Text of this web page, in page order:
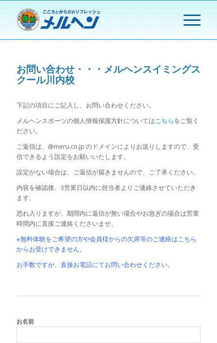
お問い合わせ・・・メルヘンスイミングス
クール川内校
下記の項目にご記入し、お問い合わせください。
メルヘンスポーツの個人情報保護方針についてはこちらをご覧く
ださい。
ご返信は、 @meru.co.jp のドメインによりお送りしますので、受
信できるよう設定をお願いいたします。
設定がない場合は、ご返信が届きませんので、ご了承ください。
内容を確認後、3営業日以内に担当者よりご連絡させていただき
ます。
恐れ入りますが、期間内に返信が無い場合やお急ぎの場合は営業
時間内に直接ご連絡くださいませ。
※無料体験をご希望の方や会員様からの欠席等のご連絡はこちら
からお受けできません。
お手数ですが、直接お電話にてお問い合わせください。
お名前